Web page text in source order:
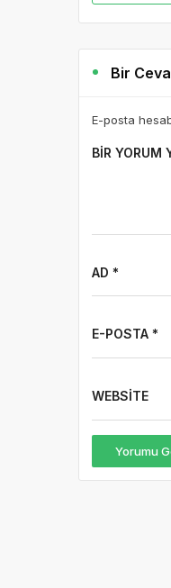
Bir
E-posta
BIR YORUM
AD *
E-POSTA *
WEBSITE
Yorumu